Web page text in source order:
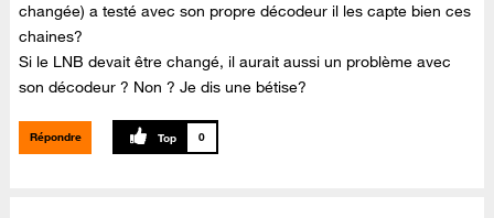
changée) a testé avec son propre décodeur il les capte bien ces
chaines?
Si le LNB devait être changé, il aurait aussi un problème avec
son décodeur ? Non ? Je dis une bétise?
Répondre 0